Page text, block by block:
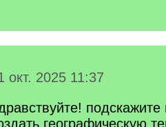
окт. 2025 11:37
подскажите
географическую